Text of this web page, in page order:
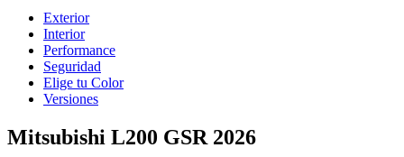
Exterior
Interior
Performance
Seguridad
Elige tu Color
Versiones
Mitsubishi L200 GSR 2026